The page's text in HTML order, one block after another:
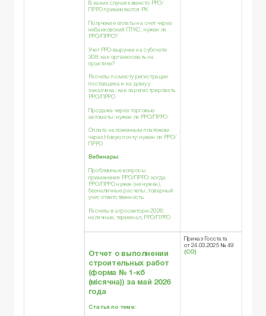
В каких случаях вместо РРО/
ПРРО применяются РК
Получение оплаты на счет через
небанковский ПТКС: нужен ли
РРО/ПРРО?
Учет РРО-выручки на субсчете
308: как организовать на
практике?
Расчеты по месту регистрации
поставщика и на дому у
заказчика: как зарегистрировать
РРО/ПРРО
Продажа через торговые
автоматы: нужен ли РРО/ПРРО
Оплата наложенным платежом
через Новую почту: нужен ли РРО/
ПРРО
Вебинары:
Проблемные вопросы
применения РРО/ПРРО: когда
РРО/ПРРО нужен (не нужен),
безналичные расчеты, товарный
учет, ответственность
Расчеты в агросекторе-2026:
наличные, терминал, РРО/ПРРО
Отчет о выполнении
строительных работ
(форма № 1-кб
(місячна)) за май 2026
года
Статья по теме:
Приказ Госстата
от 24.03.2025 № 49
(СО)